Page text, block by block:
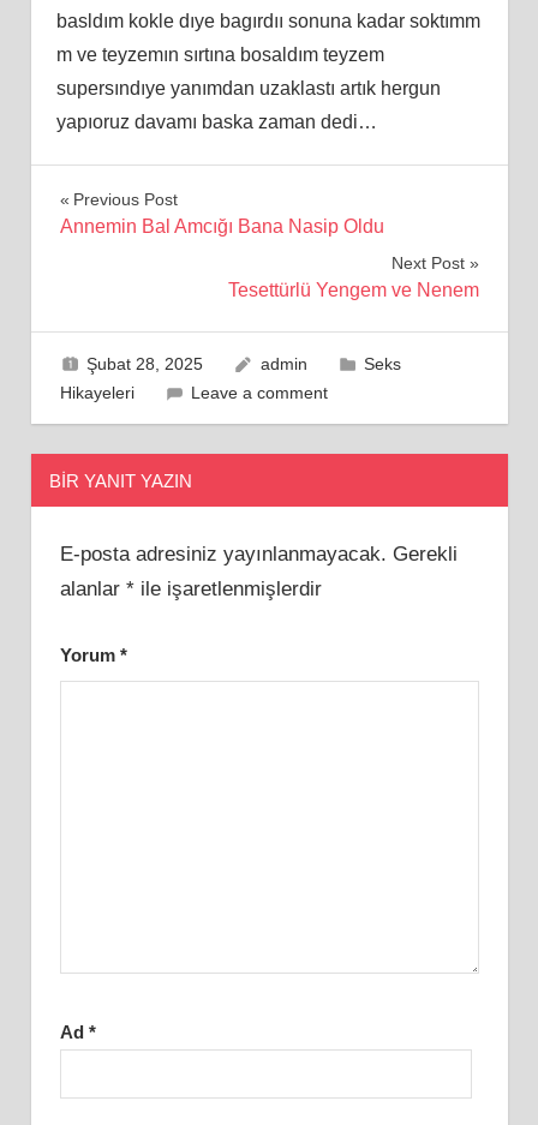
basldım kokle dıye bagırdıı sonuna kadar soktımm
m ve teyzemın sırtına bosaldım teyzem
supersındıye yanımdan uzaklastı artık hergun
yapıoruz davamı baska zaman dedi…
Yazı
Previous Post
Annemin Bal Amcığı Bana Nasip Oldu
Next Post
Tesettürlü Yengem ve Nenem
Şubat 28, 2025 admin
Seks
Hikayeleri
Leave a comment
BIR YANIT YAZIN
E-posta adresiniz yayınlanmayacak. Gerekli
alanlar *ile işaretlenmişlerdir
Yorum *
Ad *